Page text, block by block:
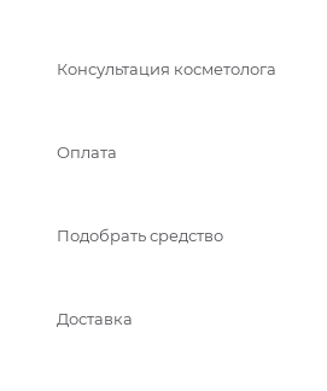
Консультация косметолога
Оплата
Подобрать средство
Доставка